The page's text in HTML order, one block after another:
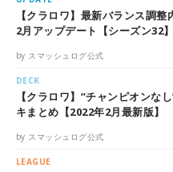
【クラロワ】最新バランス調
2月アップデート【シーズン32】
by スマッシュログ公式
DECK
【クラロワ】”チャンピオンな
キまとめ【2022年2月最新版】
by スマッシュログ公式
LEAGUE